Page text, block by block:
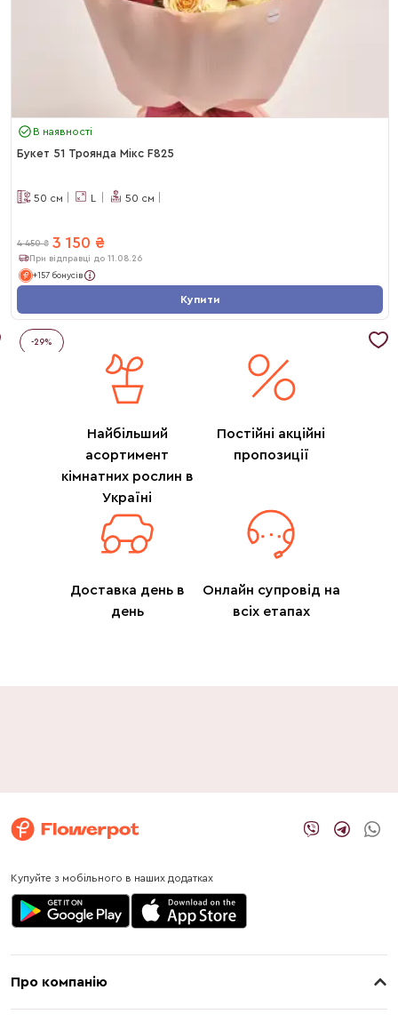
В наявності
Букет 51 Троянда Мікс F825
50 см L 50 см
4 450 ₴ 3 150 ₴
При відправці до 11.08.26
+157 бонусів
Купити
-29%
Найбільший
асортимент
кімнатних рослин в
Україні
Постійні акційні
пропозиції
Доставка день в
день
Онлайн супровід на
всіх етапах
Купуйте з мобільного в наших додатках
Про компанію